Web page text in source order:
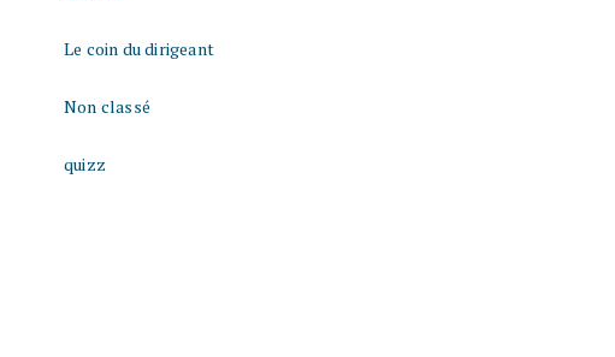
Le coin du dirigeant
Non classé
quizz